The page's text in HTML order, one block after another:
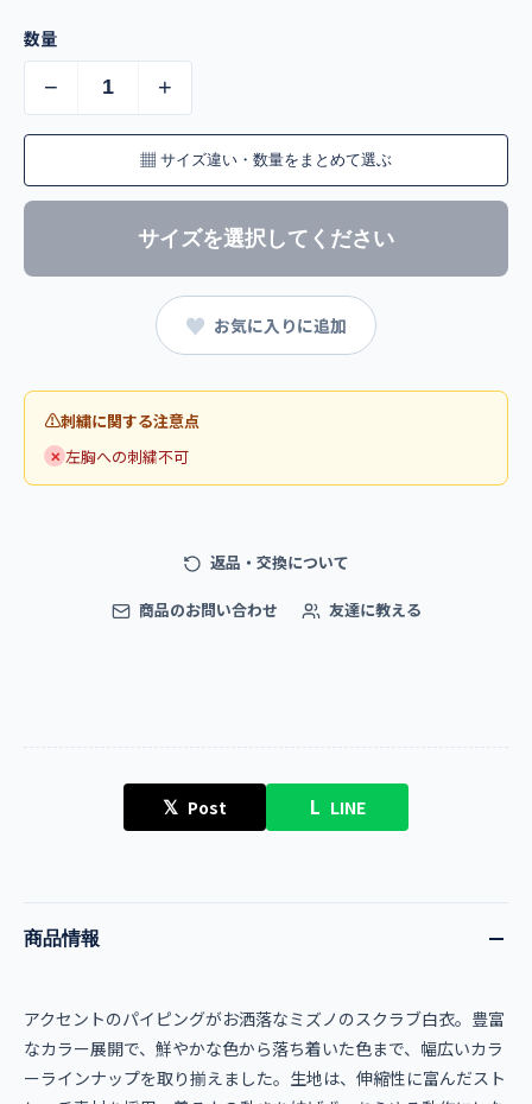
数量
− +
▦ サイズ違い・数量をまとめて選ぶ
サイズを選択してください
♥ お気に入りに追加
刺繍に関する注意点
✕ 左胸への刺繍不可
返品・交換について
商品のお問い合わせ 友達に教える
𝕏 Post L LINE
商品情報
アクセントのパイピングがお洒落なミズノのスクラブ白衣。豊富
なカラー展開で、鮮やかな色から落ち着いた色まで、幅広いカラ
ーラインナップを取り揃えました。生地は、伸縮性に富んだスト